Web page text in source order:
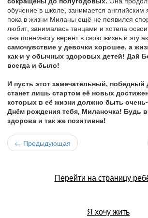
обучение в школе, занимается английским
пока в жизни Миланы ещё не появился
любит, занималась танцами и хотела
она понемногу вернёт в свою жизнь и эту
самочувствие у девочки хорошее, а
как и у обычных здоровых детей! Дай
всегда и было!
И пусть этот замечательный,
станет лишь стартом её новых
которых в её жизни должно быть
Днём рождения тебя, Миланочка! Будь
здорова и так же позитивна!
← Предыдующая
Перейти на страницу
Я хочу жить